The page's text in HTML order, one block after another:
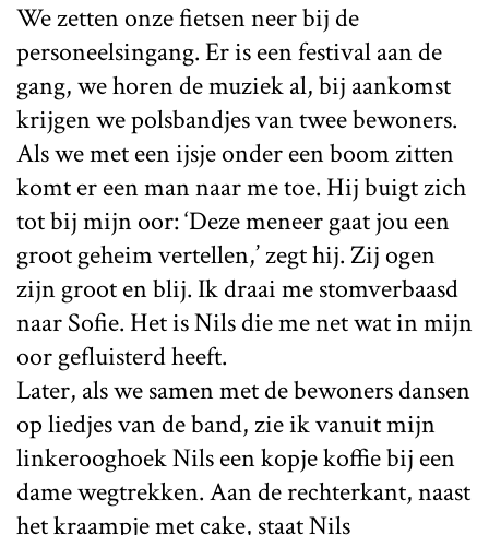
We zetten onze fietsen neer bij de
personeelsingang. Er is een festival aan de
gang, we horen de muziek al, bij aankomst
krijgen we polsbandjes van twee bewoners.
Als we met een ijsje onder een boom zitten
komt er een man naar me toe. Hij buigt zich
tot bij mijn oor: ‘Deze meneer gaat jou een
groot geheim vertellen,’ zegt hij. Zij ogen
zijn groot en blij. Ik draai me stomverbaasd
naar Sofie. Het is Nils die me net wat in mijn
oor gefluisterd heeft.
Later, als we samen met de bewoners dansen
op liedjes van de band, zie ik vanuit mijn
linkerooghoek Nils een kopje koffie bij een
dame wegtrekken. Aan de rechterkant, naast
het kraampje met cake, staat Nils